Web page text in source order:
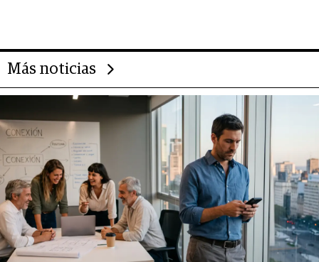
Más noticias